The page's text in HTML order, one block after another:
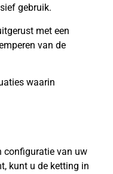
gebruik.
met een
van de
waarin
configuratie van uw
kunt u de ketting in